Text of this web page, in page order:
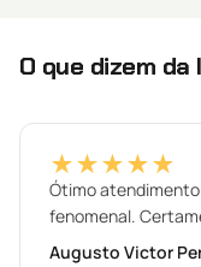
O que dizem da
★★★★★
Ótimo
fenomenal.
Augusto Victor